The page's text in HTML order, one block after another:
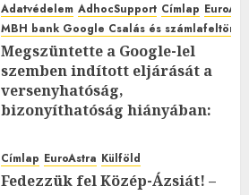
Adatvédelem AdhocSupport Címlap
MBH bank Google Csalás és
Megszüntette a Google-lel
szemben indított eljárását a
versenyhatóság,
bizonyíthatóság hiányában:
2026.JÚLIUS.23. CSÜTÖRTÖK.
0
Címlap EuroAstra Külföld
Fedezzük fel Közép-Ázsiát! –